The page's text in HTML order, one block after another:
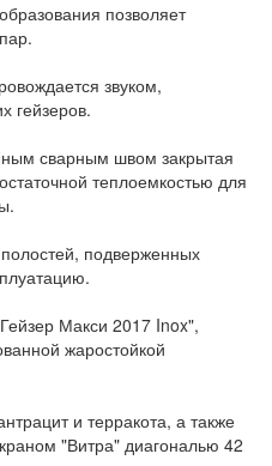
позволяет
звуком,
гейзеров.
сварным швом закрытая
теплоемкостью для
полостей, подверженных
Макси 2017 Inox",
жаростойкой
и терракота, а также
"Витра" диагональю 42